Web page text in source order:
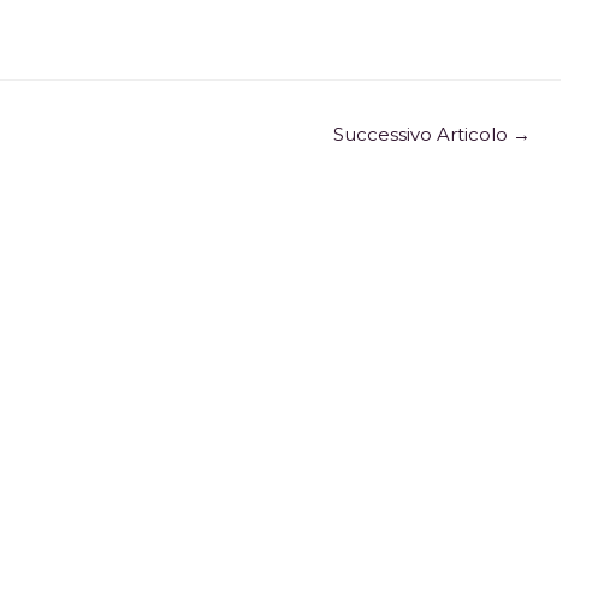
Successivo Articolo →